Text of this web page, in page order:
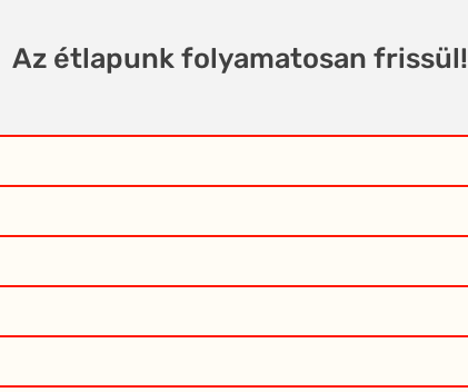
Az étlapunk folyamatosan frissül!